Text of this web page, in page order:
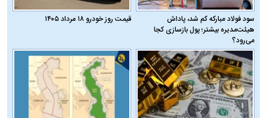
سود فولاد مبارکه کم شد، پاداش
هیئت‌مدیره بیشتر؛ پول بازسازی کجا
می‌رود؟
قیمت روز خودرو ۱۸ مرداد ۱۴۰۵